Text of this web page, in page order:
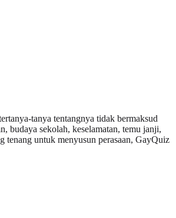
tanya tentangnya tidak bermaksud
budaya sekolah, keselamatan, temu janji,
tenang untuk menyusun perasaan, GayQuiz